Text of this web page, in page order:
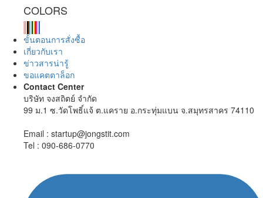
COLORS
ขั้นตอนการสั่งซื้อ
เกี่ยวกับเรา
ข่าวสารน่ารู้
ขอแคตตาล็อก
Contact Center
บริษัท จงสถิตย์ จำกัด
99 ม.1 ซ.วัดโพธิ์แจ้ ต.แคราย อ.กระทุ่มแบน จ.สมุทรสาคร 74110
Email : startup@jongstit.com
Tel : 090-686-0770